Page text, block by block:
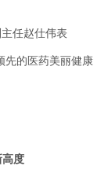
任赵仕伟表
先的医药美丽健康
度